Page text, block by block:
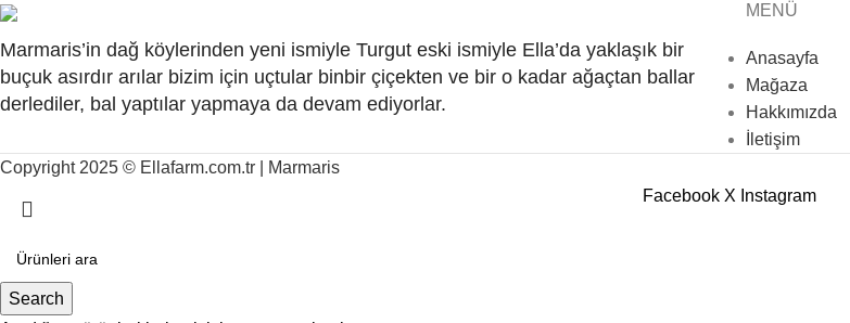
Marmaris’in dağ köylerinden yeni ismiyle Turgut eski ismiyle Ella’da yaklaşık bir
buçuk asırdır arılar bizim için uçtular binbir çiçekten ve bir o kadar ağaçtan ballar
derlediler, bal yaptılar yapmaya da devam ediyorlar.
MENÜ
Anasayfa
Mağaza
Hakkımızda
İletişim
Copyright 2025 © Ellafarm.com.tr | Marmaris
Search
Facebook X Instagram